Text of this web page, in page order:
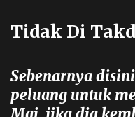
Tidak Di
Sebenarnya
peluang untuk